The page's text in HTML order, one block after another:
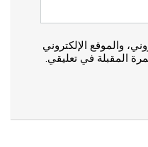
والموقع الإلكتروني
المقبلة في تعليقي.